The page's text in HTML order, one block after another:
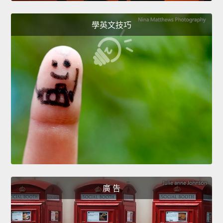
學英文技巧
廣 告